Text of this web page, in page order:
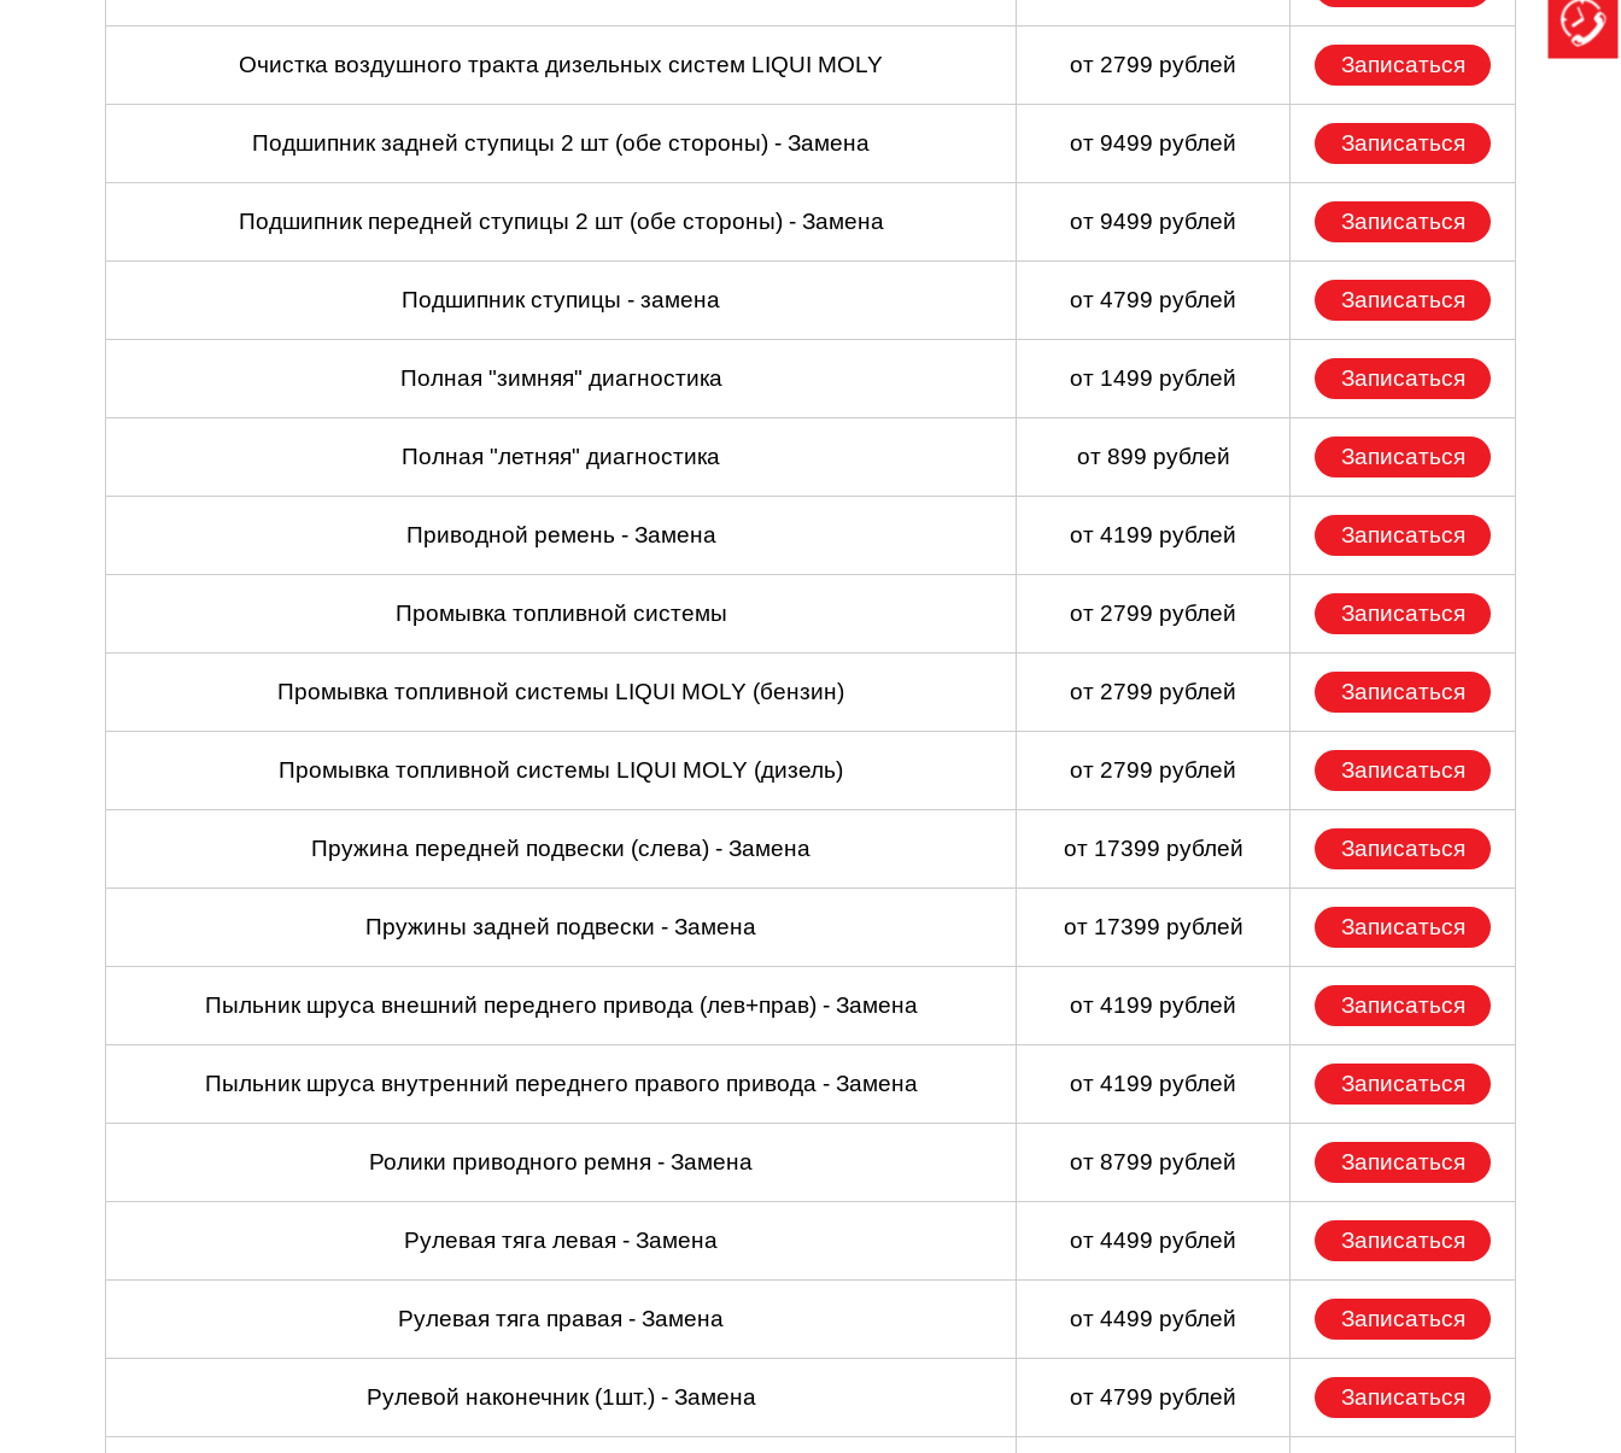
Очистка воздушного тракта дизельных систем LIQUI MOLY от 2799 рублей Записаться
Подшипник задней ступицы 2 шт (обе стороны) - Замена от 9499 рублей Записаться
Подшипник передней ступицы 2 шт (обе стороны) - Замена от 9499 рублей Записаться
Подшипник ступицы - замена от 4799 рублей Записаться
Полная "зимняя" диагностика от 1499 рублей Записаться
Полная "летняя" диагностика от 899 рублей Записаться
Приводной ремень - Замена от 4199 рублей Записаться
Промывка топливной системы от 2799 рублей Записаться
Промывка топливной системы LIQUI MOLY (бензин) от 2799 рублей Записаться
Промывка топливной системы LIQUI MOLY (дизель) от 2799 рублей Записаться
Пружина передней подвески (слева) - Замена от 17399 рублей Записаться
Пружины задней подвески - Замена от 17399 рублей Записаться
Пыльник шруса внешний переднего привода (лев+прав) - Замена от 4199 рублей Записаться
Пыльник шруса внутренний переднего правого привода - Замена от 4199 рублей Записаться
Ролики приводного ремня - Замена от 8799 рублей Записаться
Рулевая тяга левая - Замена от 4499 рублей Записаться
Рулевая тяга правая - Замена от 4499 рублей Записаться
Рулевой наконечник (1шт.) - Замена от 4799 рублей Записаться